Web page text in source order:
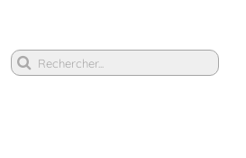
Rechercher